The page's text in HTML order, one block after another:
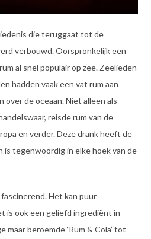
die teruggaat tot de
verbouwd. Oorspronkelijk een
al snel populair op zee. Zeelieden
hadden vaak een vat rum aan
de oceaan. Niet alleen als
reisde rum van de
en verder. Deze drank heeft de
tegenwoordig in elke hoek van de
Het kan puur
is ook een geliefd ingrediënt in
maar beroemde ‘Rum & Cola’ tot